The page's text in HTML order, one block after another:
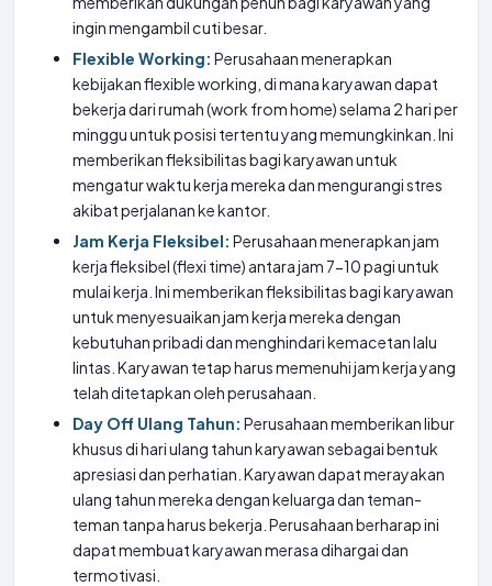
ingin mengambil cuti besar.
Flexible Working: Perusahaan menerapkan
kebijakan flexible working, di mana karyawan dapat
bekerja dari rumah (work from home) selama 2 hari per
minggu untuk posisi tertentu yang memungkinkan. Ini
memberikan fleksibilitas bagi karyawan untuk
mengatur waktu kerja mereka dan mengurangi stres
akibat perjalanan ke kantor.
Jam Kerja Fleksibel: Perusahaan menerapkan jam
kerja fleksibel (flexi time) antara jam 7-10 pagi untuk
mulai kerja. Ini memberikan fleksibilitas bagi karyawan
untuk menyesuaikan jam kerja mereka dengan
kebutuhan pribadi dan menghindari kemacetan lalu
lintas. Karyawan tetap harus memenuhi jam kerja yang
telah ditetapkan oleh perusahaan.
Day Off Ulang Tahun: Perusahaan memberikan libur
khusus di hari ulang tahun karyawan sebagai bentuk
apresiasi dan perhatian. Karyawan dapat merayakan
ulang tahun mereka dengan keluarga dan teman-
teman tanpa harus bekerja. Perusahaan berharap ini
dapat membuat karyawan merasa dihargai dan
termotivasi.